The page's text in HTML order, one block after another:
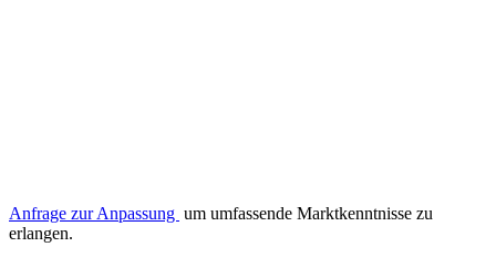
Anfrage zur Anpassung um umfassende Marktkenntnisse zu
erlangen.